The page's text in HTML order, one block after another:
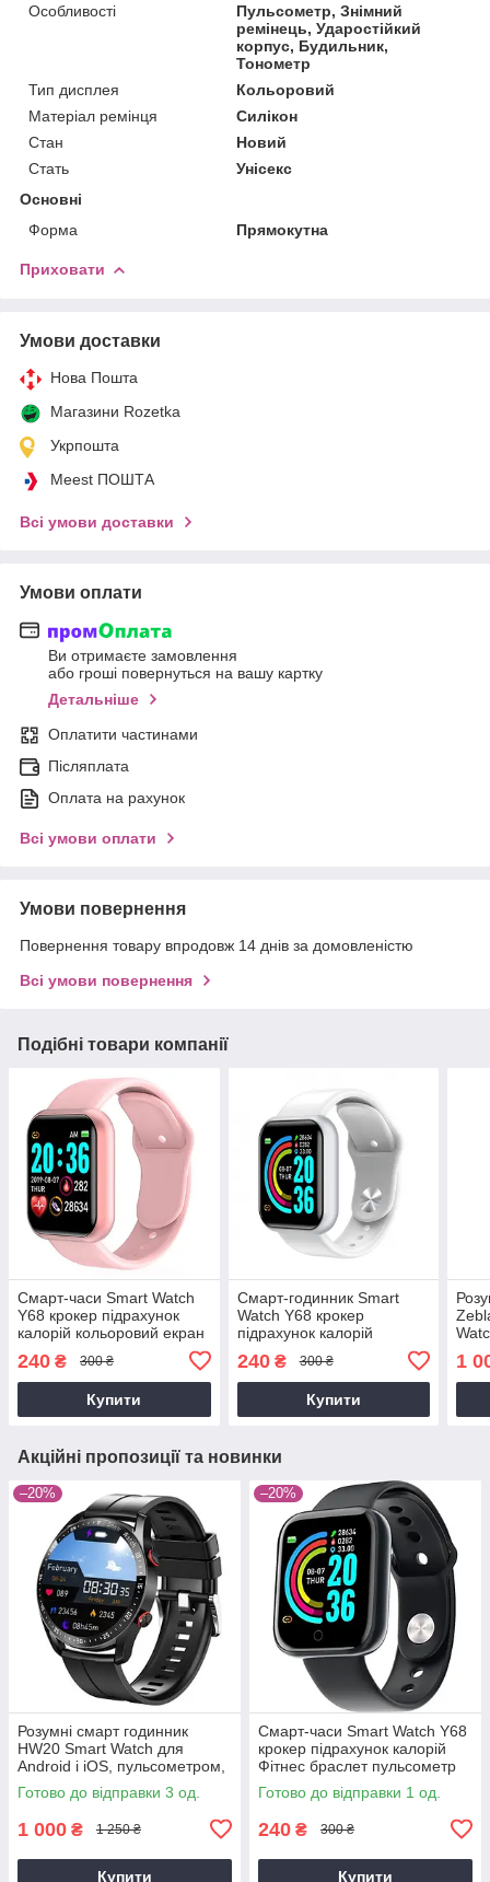
Особливості
Пульсометр, Знімний
ремінець, Ударостійкий
корпус, Будильник,
Тонометр
Тип дисплея
Кольоровий
Матеріал ремінця
Силікон
Стан
Новий
Стать
Унісекс
Основні
Форма
Прямокутна
Приховати
Умови доставки
Нова Пошта
Магазини Rozetka
Укрпошта
Meest ПОШТА
Всі умови доставки
Умови оплати
Ви отримаєте замовлення
або гроші повернуться на вашу картку
Детальніше
Оплатити частинами
Післяплата
Оплата на рахунок
Всі умови оплати
Умови повернення
Повернення товару впродовж 14 днів за домовленістю
Всі умови повернення
Подібні товари компанії
Смарт-часи Smart Watch
Y68 крокер підрахунок
калорій кольоровий екран
пульсометр тонометр
240 ₴ 300 ₴
Купити
Смарт-годинник Smart
Watch Y68 крокер
підрахунок калорій
кольоровий екран Фітнес
браслет пульсометр
тонометр
240₴ 300 ₴
Купити
і
1
Акційні пропозиції та новинки
–20%
Розумні смарт годинник
HW20 Smart Watch для
Android і iOS, пульсометром,
тонометром, крокоміром
(чорні ))
Готово до відправки 3 од.
1 000 ₴ 1 250 ₴
Купити
–20%
Смарт-часи Smart Watch Y68
крокер підрахунок калорій
Фітнес браслет пульсометр
тонометр
Готово до відправки 1 од.
240 ₴ 300 ₴
Купити